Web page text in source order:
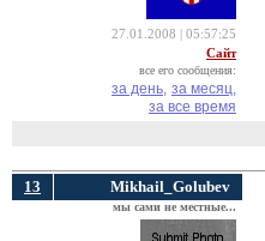
27.01.2008 | 05:57:25
Сайт
все его сообщения:
за день, за месяц,
за все время
13 Mikhail_Golubev
мы сами не местные...